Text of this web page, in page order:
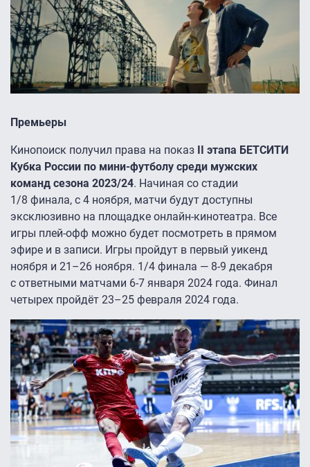
Премьеры
Кинопоиск получил права на показ II этапа БЕТСИТИ
Кубка России по мини-футболу среди мужских
команд сезона 2023/24. Начиная со стадии
1/8 финала, с 4 ноября, матчи будут доступны
эксклюзивно на площадке онлайн-кинотеатра. Все
игры плей-офф можно будет посмотреть в прямом
эфире и в записи. Игры пройдут в первый уикенд
ноября и 21–26 ноября. 1/4 финала — 8-9 декабря
с ответными матчами 6-7 января 2024 года. Финал
четырех пройдёт 23–25 февраля 2024 года.